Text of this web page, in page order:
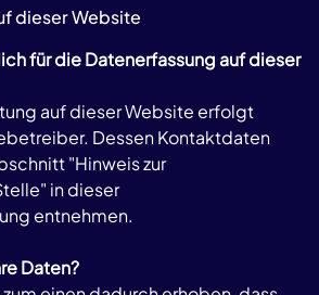
dieser Website
für die Datenerfassung auf dieser
auf dieser Website erfolgt
Dessen Kontaktdaten
"Hinweis zur
in dieser
entnehmen.
Daten?